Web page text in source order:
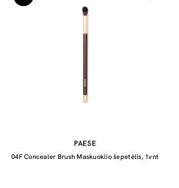
PAESE
04F Concealer Brush Maskuoklio šepetėlis, 1vnt